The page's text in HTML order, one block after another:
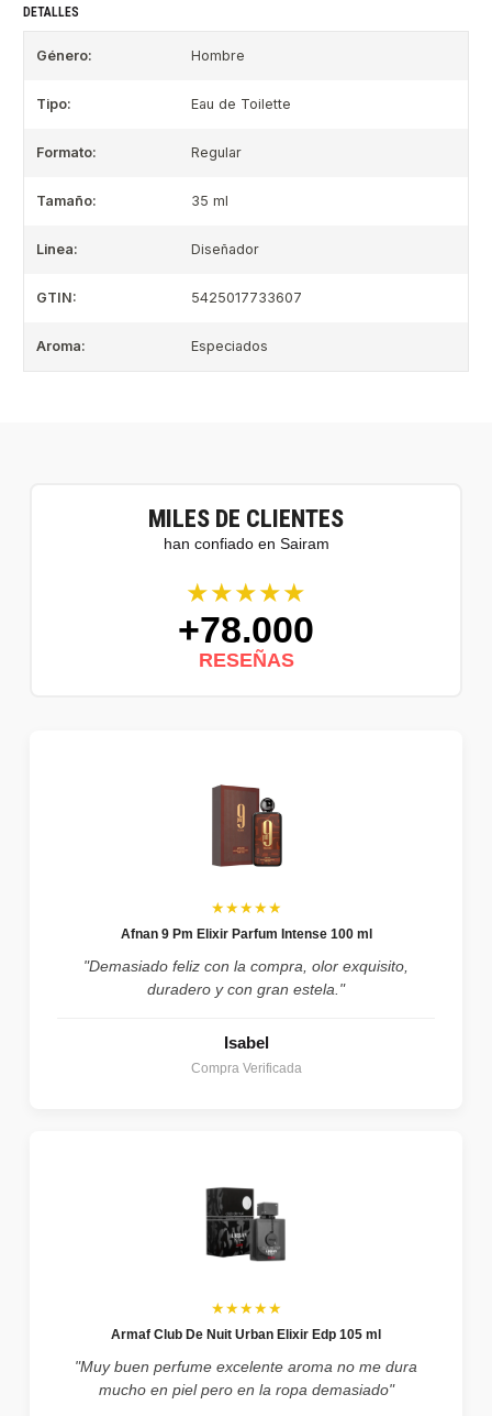
DETALLES
Género: Hombre
Tipo: Eau de Toilette
Formato: Regular
Tamaño: 35 ml
Linea: Diseñador
GTIN: 5425017733607
Aroma: Especiados
MILES DE CLIENTES
han confiado en Sairam
★★★★★
+78.000
RESEÑAS
★★★★★
Afnan 9 Pm Elixir Parfum Intense 100 ml
"Demasiado feliz con la compra, olor exquisito,
duradero y con gran estela."
Isabel
Compra Verificada
★★★★★
Armaf Club De Nuit Urban Elixir Edp 105 ml
"Muy buen perfume excelente aroma no me dura
mucho en piel pero en la ropa demasiado"